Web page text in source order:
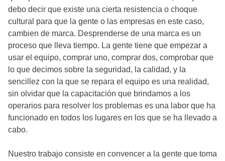
debo decir que existe una cierta resistencia o choque
cultural para que la gente o las empresas en este caso,
cambien de marca. Desprenderse de una marca es un
proceso que lleva tiempo. La gente tiene que empezar a
usar el equipo, comprar uno, comprar dos, comprobar que
lo que decimos sobre la seguridad, la calidad, y la
sencillez con la que se repara el equipo es una realidad,
sin olvidar que la capacitación que brindamos a los
operarios para resolver los problemas es una labor que ha
funcionado en todos los lugares en los que se ha llevado a
cabo.
Nuestro trabajo consiste en convencer a la gente que toma